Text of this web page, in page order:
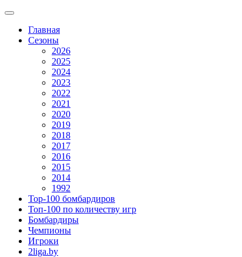
Главная
Сезоны
2026
2025
2024
2023
2022
2021
2020
2019
2018
2017
2016
2015
2014
1992
Top-100 бомбардиров
Топ-100 по количеству игр
Бомбардиры
Чемпионы
Игроки
2liga.by